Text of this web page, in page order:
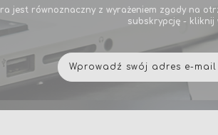
jest równoznaczny z wyrażeniem zgody na
subskrypcję - kliknij